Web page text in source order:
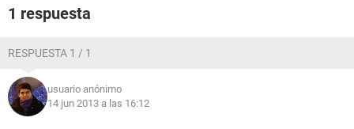
1 respuesta
RESPUESTA 1 / 1
usuario anónimo
14 jun 2013 a las 16:12